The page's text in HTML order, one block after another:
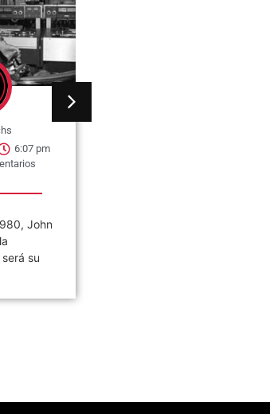
6:07 pm
John
su